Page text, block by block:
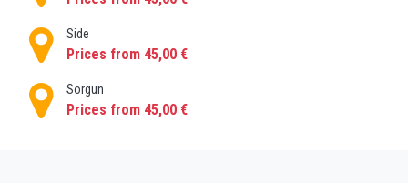
nos services de navette, ou partez seul dans le
confort et le style avec notre service de véhicule
privé. Quel que soit votre budget, notre système de
ligne. Pas de mauvaises surprises ni de frais
cachés. Aucun supplément de carte de crédit. Pas
Side
Prices from 45,00 €
Sorgun
Prices from 45,00 €